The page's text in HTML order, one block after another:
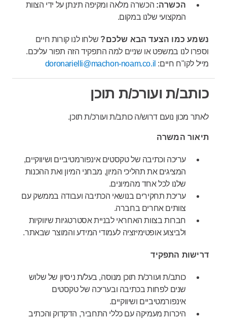
הכשרה: הכשרה מלאה ומקיפה תינתן על ידי הצוות
המקצועי שלנו במקום.
נשמע כמו הצעד הבא שלכם? שלחו לנו קורות חיים
וספרו לנו במשפט או שניים למה התפקיד הזה תפור עליכם.
מייל לקו"ח חיים: doronarielli@machon-noam.co.il
כותב/ת ועורכ/ת תוכן
לאתר מכון נועם דרוש/ה כותב/ת ועורכ/ת תוכן.
תיאור המשרה
עריכה וכתיבה של טקסטים אינפורמטיביים ושיווקיים,
המציגים את תהליכי המיון, מבחני המיון ואת ההכנות
שלנו לכל אחד מהמיונים.
עריכת תחקירים בנושאי הכתיבה ועבודה בממשק עם
צוותים אחרים בחברה.
חברות בצוות האחראי לבניית אסטרטגיות שיווקיות
ולביצוע אופטימיזציה לעמודי המידע והמוצר שבאתר.
דרישות התפקיד
כותב/ת ועורכ/ת תוכן מנוסה, בעל/ת ניסיון של שלוש
שנים לפחות בכתיבה ובעריכה של טקסטים
אינפורמטיביים ושיווקיים.
היכרות מעמיקה עם כללי התחביר, הדקדוק והכתיב